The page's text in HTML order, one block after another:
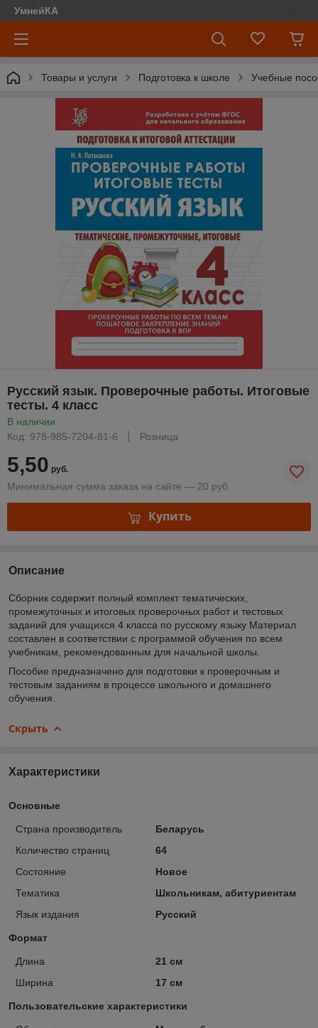
УмнейКА
Товары и услуги Подготовка к школе Учебные
Русский язык. Проверочные работы. Итоговые
тесты. 4 класс
В наличии
Код: 978-985-7204-81-6
Розница
5,50 руб.
Минимальная сумма заказа на сайте — 20 руб.
Купить
Описание
Сборник содержит полный комплект тематических,
промежуточных и итоговых проверочных работ и тестовых
заданий для учащихся 4 класса по русскому языку Материал
составлен в соответствии с программой обучения по всем
учебникам, рекомендованным для начальной школы.
Пособие предназначено для подготовки к проверочным и
тестовым заданиям в процессе школьного и домашнего
обучения.
Скрыть
Характеристики
Основные
Страна производитель
Беларусь
Количество страниц
64
Состояние
Новое
Тематика
Школьникам, абитуриентам
Язык издания
Русский
Формат
Длина
21 см
Ширина
17 см
Пользовательские характеристики